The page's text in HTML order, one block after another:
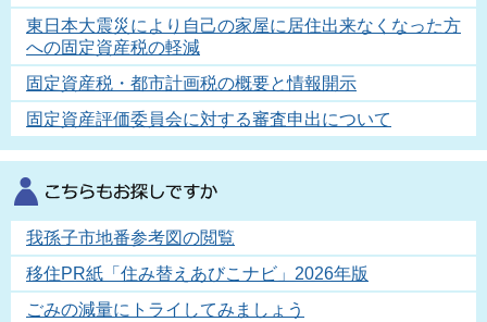
東日本大震災により自己の家屋に居住出来なくなった方
への固定資産税の軽減
固定資産税・都市計画税の概要と情報開示
固定資産評価委員会に対する審査申出について
我孫子市地番参考図の閲覧
移住PR紙「住み替えあびこナビ」2026年版
ごみの減量にトライしてみましょう